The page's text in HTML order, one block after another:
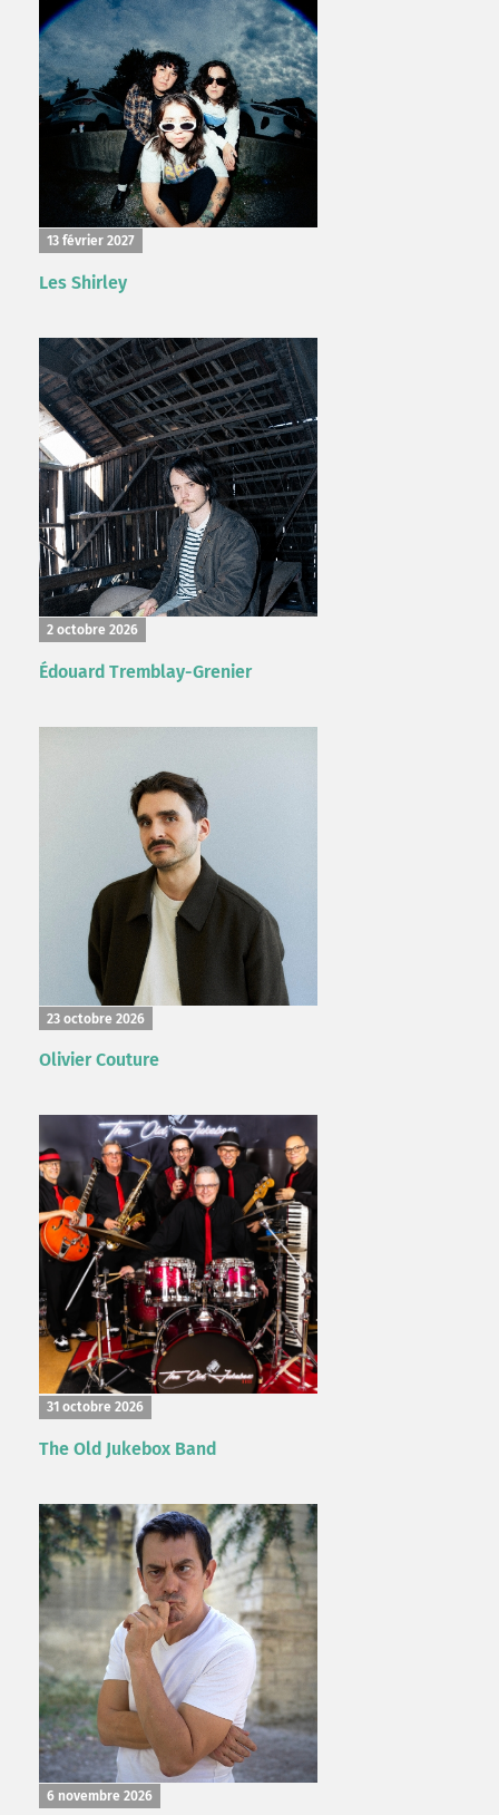
13 février 2027
Les Shirley
2 octobre 2026
Édouard Tremblay-Grenier
23 octobre 2026
Olivier Couture
31 octobre 2026
The Old Jukebox Band
6 novembre 2026